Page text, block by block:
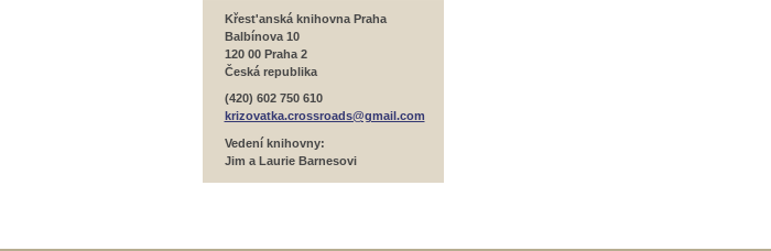
Křest'anská knihovna Praha
Balbínova 10
120 00 Praha 2
Česká republika
(420) 602 750 610
krizovatka.crossroads@gmail.com
Vedení knihovny:
Jim a Laurie Barnesovi